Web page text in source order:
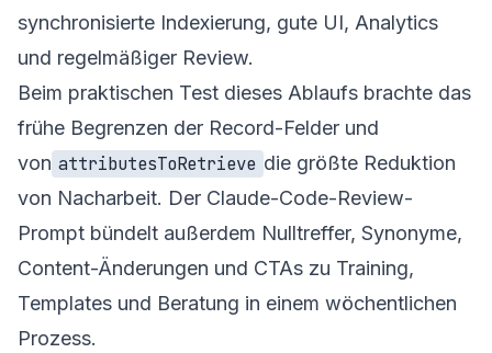
synchronisierte Indexierung, gute UI, Analytics
und regelmäßiger Review.
Beim praktischen Test dieses Ablaufs brachte das
frühe Begrenzen der Record-Felder und
von attributesToRetrieve die größte Reduktion
von Nacharbeit. Der Claude-Code-Review-
Prompt bündelt außerdem Nulltreffer, Synonyme,
Content-Änderungen und CTAs zu Training,
Templates und Beratung in einem wöchentlichen
Prozess.